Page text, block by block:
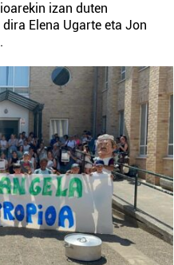
izan duten
Elena Ugarte eta Jon